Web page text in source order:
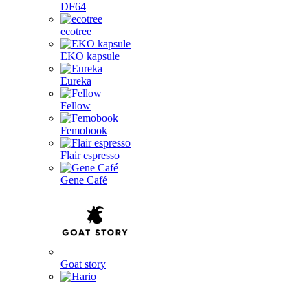
DF64
ecotree
EKO kapsule
Eureka
Fellow
Femobook
Flair espresso
Gene Café
Goat story